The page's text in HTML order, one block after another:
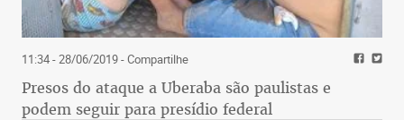
11:34 - 28/06/2019- Compartilhe
Presos do ataque a Uberaba são paulistas e
podem seguir para presídio federal